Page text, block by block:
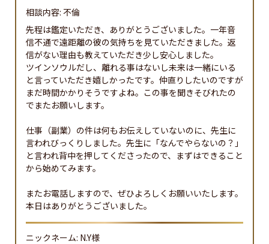
相談内容: 不倫
先程は鑑定いただき、ありがとうございました。一年音
信不通で遠距離の彼の気持ちを見ていただきました。返
信がない理由も教えていただき少し安心しました。
ツインソウルだし、離れる事はないし未来は一緒にいる
と言っていただき嬉しかったです。仲直りしたいのですが
まだ時間かかりそうですよね。この事を聞きそびれたの
でまたお願いします。
仕事（副業）の件は何もお伝えしていないのに、先生に
言われびっくりしました。先生に「なんでやらないの？」
と言われ背中を押してくださったので、まずはできること
から始めてみます。
またお電話しますので、ぜひよろしくお願いいたします。
本日はありがとうございました。
ニックネーム: N.Y様